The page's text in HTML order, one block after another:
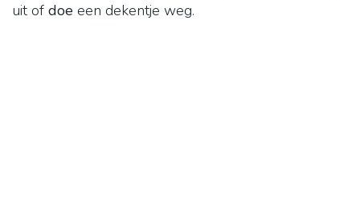
uit of doe een dekentje weg.